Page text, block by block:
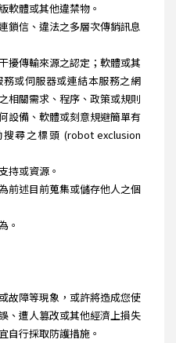
軟體或其他違禁物。
鎖信、違法之多層次傳銷訊息
擾傳輸來源之認定；軟體或其
或伺服器或連結本服務之網
相關需求、程序、政策或規則
設備、軟體或刻意規避簡單有
尋之標頭 (robot exclusion
持或資源。
前述目前蒐集或儲存他人之個
。
故障等現象，或許將造成您使
、遭人篡改或其他經濟上損失
自行採取防護措施。